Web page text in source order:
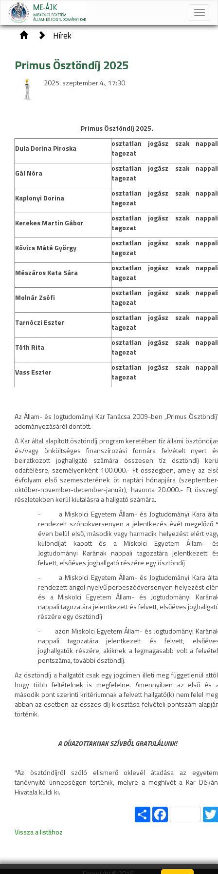
Toggle
Hírek
Primus Ösztöndíj 2025
2025. szeptember 4., 17:30
Primus Ösztöndíj 2025.
Dula Dorina Piroska
osztatlan jogász szak
tagozat
Gál Nóra
osztatlan jogász szak
tagozat
Kaplonyi Dorina
osztatlan jogász szak
tagozat
Kerekes Martin Gábor
osztatlan jogász szak
tagozat
Kövics Máté György
osztatlan jogász szak
tagozat
Mészáros Kata Sára
osztatlan jogász szak
tagozat
Molnár Zsófi
osztatlan jogász szak
tagozat
Tarnóczi Eszter
osztatlan jogász szak
tagozat
Tóth Rita
osztatlan jogász szak
tagozat
Vass Eszter
osztatlan jogász szak
tagozat
Az Állam- és Jogtudományi Kar Tanácsa 2009-ben „Primus
adományozásáról döntött.
A Kar által alapított ösztöndíj program keretében tíz állami
és/vagy önköltséges finanszírozási formára felvételt nyert
beiratkozott joghallgató számára összesen tíz ösztöndíj
odaítélésre, személyenként 100.000.- Ft összegben, amely az
évfolyam első szemeszterének öt naptári hónapjára
október-november-december-január), havonta 20.000.- Ft
részletekben kerül kiutalásra a hallgató számára.
- a Miskolci Egyetem Állam- és Jogtudományi Kara
rendezett szónokversenyen a jelentkezés évét megelőző
éven belül első, második vagy harmadik helyezést elért
különdíjat kapott és a Miskolci Egyetem Állam-
Jogtudományi Karának nappali tagozatára jelentkezett
felvett, elsőéves joghallgató részére egy ösztöndíj
- a Miskolci Egyetem Állam- és Jogtudományi Kara
rendezett angol nyelvű perbeszédversenyen helyezést
és a Miskolci Egyetem Állam- és Jogtudományi
nappali tagozatára jelentkezett és felvett, elsőéves
részére egy ösztöndíj
- azon Miskolci Egyetem Állam- és Jogtudományi
nappali tagozatára jelentkezett és felvett,
joghallgatók részére, akiknek a legmagasabb volt a
pontszáma, további ösztöndíj.
Az ösztöndíj a hallgatót csak egy jogcímen illeti meg függetlenül
hogy több feltételnek is megfelelne. Amennyiben az első és
második pont szerinti kritériumnak a felvett hallgató(k) nem felel
abban az esetben az összes díj kiosztása felvételi pontszám
történik.
A DÍJAZOTTAKNAK SZÍVBŐL GRATULÁLUNK!
*Az ösztöndíjról szóló elismerő oklevél átadása az
tanévnyitó ünnepségen történik, melyre a meghívót a Kar
Hivatala küldi ki.
ShareFacebook
Vissza a listához